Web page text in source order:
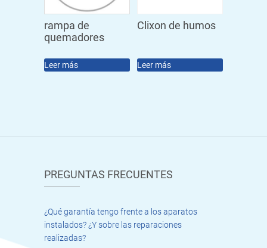
rampa de
quemadores
Leer más
Clixon de humos
Leer más
PREGUNTAS FRECUENTES
¿Qué garantía tengo frente a los aparatos
instalados? ¿Y sobre las reparaciones
realizadas?